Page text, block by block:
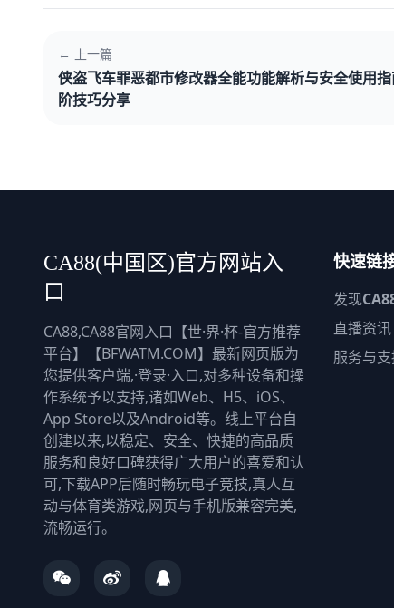
← 上一篇
侠盗飞车罪恶都市修改器全能功能解析与安全使用
阶技巧分享
CA88(中国区)官方网站入
口
CA88,CA88官网入口【世·界·杯-官方推荐
平台】【BFWATM.COM】最新网页版为
您提供客户端,·登录·入口,对多种设备和操
作系统予以支持,诸如Web、H5、iOS、
App Store以及Android等。线上平台自
创建以来,以稳定、安全、快捷的高品质
服务和良好口碑获得广大用户的喜爱和认
可,下载APP后随时畅玩电子竞技,真人互
动与体育类游戏,网页与手机版兼容完美,
流畅运行。
快速链
发现
直播资讯
服务与